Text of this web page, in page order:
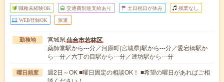
職種未経験OK 交通費別途支給あり 土日祝日が休み 残業なし
WEB登録OK 派遣
勤務地 宮城県仙台市若林区
薬師堂駅から---分／河原町(宮城県)駅から---分／愛宕橋駅か
ら---分／六丁の目駅から---分／連坊駅から---分
曜日頻度
週2日～OK ■曜日固定の相談OK！ ■希望の曜日があればご相